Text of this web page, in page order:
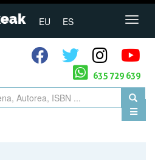
EU ES
635 729 639